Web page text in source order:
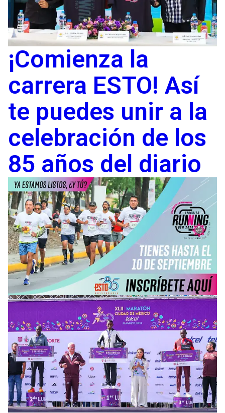
¡Comienza la
carrera ESTO! Así
te puedes unir a la
celebración de los
85 años del diario